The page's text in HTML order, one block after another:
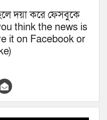
দয়া করে ফেসবুকে
think the news is
it on Facebook or